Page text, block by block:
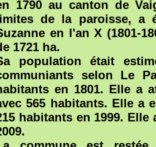
1790 au canton de
de la paroisse, a
en l'an X (1801-
1721 ha.
population était
selon Le
en 1801. Elle a
565 habitants. Elle a
habitants en 1999.